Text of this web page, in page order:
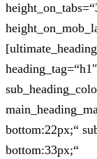
bottom:22px;“
bottom:33px;“